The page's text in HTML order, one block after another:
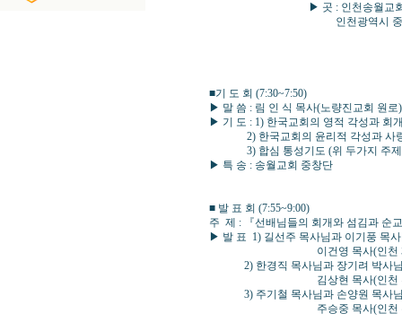
▶ 곳 : 인천송월교회(박삼
인천광역시 중구 자유공원서
■기 도 회 (7:30~7:50) 사 회
▶ 말 씀 : 림 인 식 목사(노량진
▶ 기 도 : 1) 한국교회의 영적 각성과 회
2) 한국교회의 윤리적 각성과 사랑
3) 합심 통성기도 (위 두가지 주제
▶ 특 송 : 송월교회 중창단
■ 발 표 회 (7:55~9:00) 사 회
주 제 : 『선배님들의 회개와 섬김과 순
▶ 발 표 1) 길선주 목사님과 이기풍 목
이건영 목사(인천 제2교회 담
2) 한경직 목사님과 장기려 박사님
김상현 목사(인천 부광교회 담
3) 주기철 목사님과 손양원 목사님
주승중 목사(인천 주안장로교